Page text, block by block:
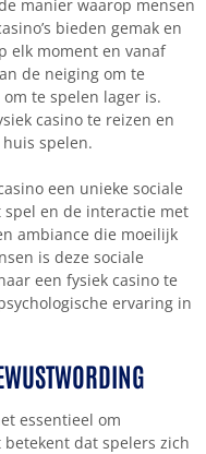
manier waarop mensen
bieden gemak en
elk moment en vanaf
de neiging om te
te spelen lager is.
casino te reizen en
spelen.
een unieke sociale
en de interactie met
ambiance die moeilijk
is deze sociale
een fysiek casino te
ervaring in
essentieel om
dat spelers zich